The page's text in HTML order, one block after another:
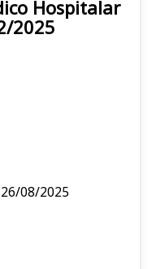
Hospitalar
2025
08/2025